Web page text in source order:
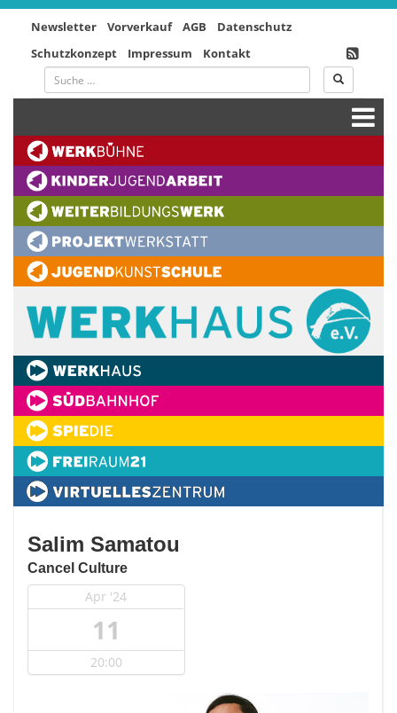
Newsletter Vorverkauf AGB
Datenschutz
Schutzkonzept
Impressum Kontakt
Salim Samatou
Cancel Culture
Apr '24
11
20:00